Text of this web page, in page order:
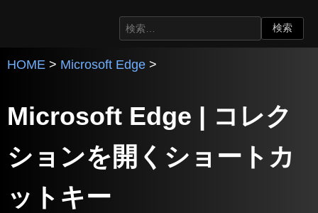
HOME > Microsoft Edge >
Microsoft Edge | コレク
ションを開くショートカ
ットキー